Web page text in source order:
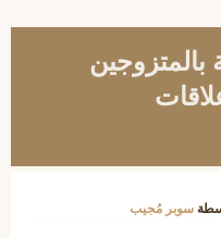
بالمتزوجين
سوبر مُجيب